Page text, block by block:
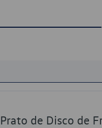
Prato de Disco de